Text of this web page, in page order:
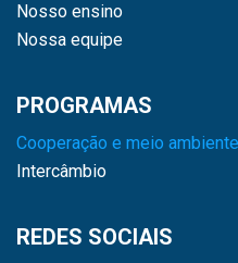
Nosso ensino
Nossa equipe
PROGRAMAS
Cooperação e meio ambiente
Intercâmbio
REDES SOCIAIS